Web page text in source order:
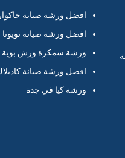
افضل ورشة صيانة
افضل ورشة صيانة
ورشة سمكرة ورش بوية
افضل ورشة صيانة
ورشة كيا في جدة